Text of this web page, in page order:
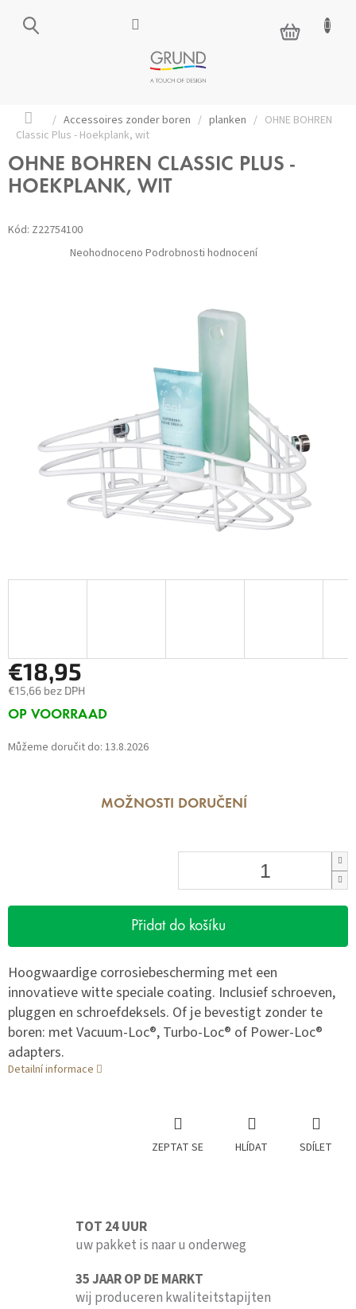
NÁKUPNÍ
KOŠÍK
Domů
/ Accessoires zonder boren / planken / OHNE BOHREN
Classic Plus - Hoekplank, wit
OHNE BOHREN CLASSIC PLUS -
HOEKPLANK, WIT
Kód: Z22754100
Průměrné
hodnocení
Neohodnoceno Podrobnosti hodnocení
€18,95
€15,66 bez DPH
Měrná
OP VOORRAAD
Můžeme doručit do: 13.8.2026
MOŽNOSTI DORUČENÍ
Přidat do košíku
Hoogwaardige corrosiebescherming met een
innovatieve witte speciale coating. Inclusief schroeven,
pluggen en schroefdeksels. Of je bevestigt zonder te
boren: met Vacuum-Loc®, Turbo-Loc® of Power-Loc®
adapters.
Detailní informace
ZEPTAT SE HLÍDAT SDÍLET
TOT 24 UUR
uw pakket is naar u onderweg
35 JAAR OP DE MARKT
wij produceren kwaliteitstapijten